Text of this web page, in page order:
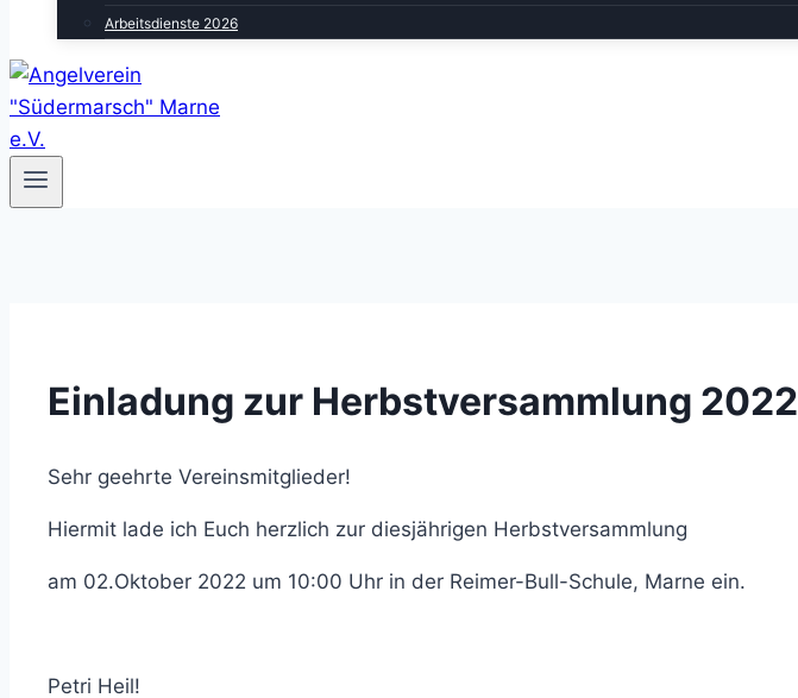
Arbeitsdienste 2026
Einladung zur Herbstversammlung 2022
Sehr geehrte Vereinsmitglieder!
Hiermit lade ich Euch herzlich zur diesjährigen Herbstversammlung
am 02.Oktober 2022 um 10:00 Uhr in der Reimer-Bull-Schule, Marne ein.
Petri Heil!